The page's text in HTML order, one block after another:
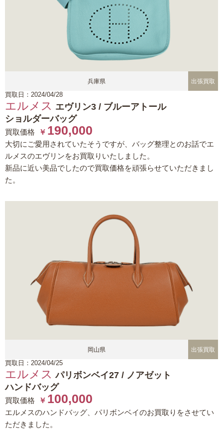
兵庫県 出張買取
買取日：2024/04/28
エルメス エヴリン3 / ブルーアトール
ショルダーバッグ
買取価格 ￥ 190,000
大切にご愛用されていたそうですが、バッグ整理とのお話でエ
ルメスのエヴリンをお買取りいたしました。
新品に近い美品でしたので買取価格を頑張らせていただきまし
た。
岡山県 出張買取
買取日：2024/04/25
エルメス パリボンベイ27 / ノアゼット
ハンドバッグ
買取価格 ￥ 100,000
エルメスのハンドバッグ、パリボンベイのお買取りをさせてい
ただきました。